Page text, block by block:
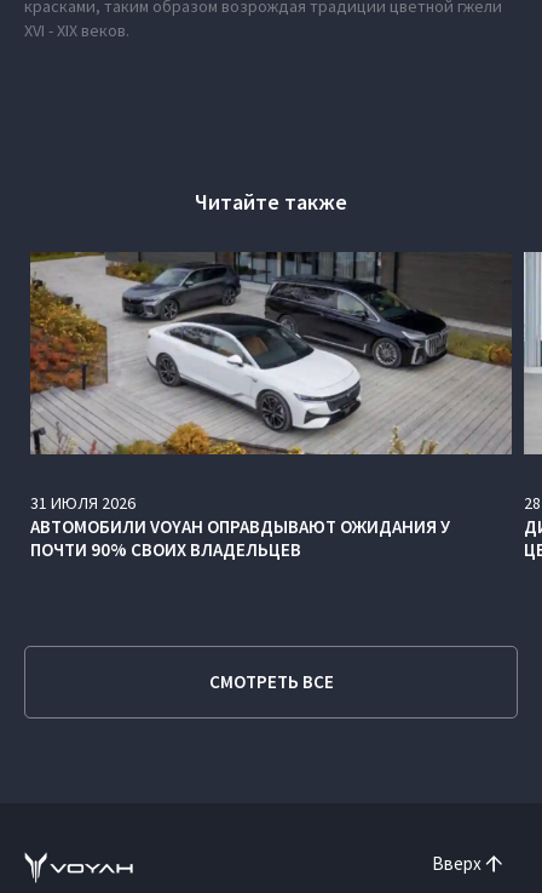
красками, таким образом возрождая традиции цветной гжели
XVI - XIX веков.
Читайте также
31 ИЮЛЯ 2026
АВТОМОБИЛИ VOYAH ОПРАВДЫВАЮТ ОЖИДАНИЯ У
ПОЧТИ 90% СВОИХ ВЛАДЕЛЬЦЕВ
28
СМОТРЕТЬ ВСЕ
Вверх